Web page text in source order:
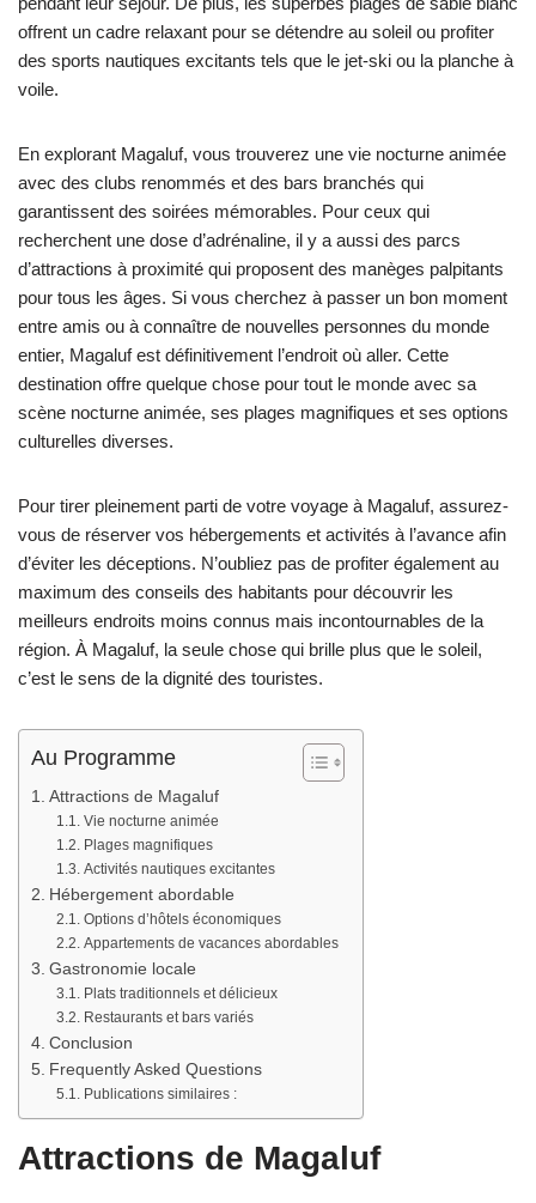
offrent un cadre relaxant pour se détendre au soleil ou profiter
des sports nautiques excitants tels que le jet-ski ou la planche à
voile.
En explorant Magaluf, vous trouverez une vie nocturne animée
avec des clubs renommés et des bars branchés qui
garantissent des soirées mémorables. Pour ceux qui
recherchent une dose d’adrénaline, il y a aussi des parcs
d’attractions à proximité qui proposent des manèges palpitants
pour tous les âges. Si vous cherchez à passer un bon moment
entre amis ou à connaître de nouvelles personnes du monde
entier, Magaluf est définitivement l’endroit où aller. Cette
destination offre quelque chose pour tout le monde avec sa
scène nocturne animée, ses plages magnifiques et ses options
culturelles diverses.
Pour tirer pleinement parti de votre voyage à Magaluf, assurez-
vous de réserver vos hébergements et activités à l’avance afin
d’éviter les déceptions. N’oubliez pas de profiter également au
maximum des conseils des habitants pour découvrir les
meilleurs endroits moins connus mais incontournables de la
région. À Magaluf, la seule chose qui brille plus que le soleil,
c’est le sens de la dignité des touristes.
Au Programme
Attractions de Magaluf
Vie nocturne animée
Plages magnifiques
Activités nautiques excitantes
Hébergement abordable
Options d’hôtels économiques
Appartements de vacances abordables
Gastronomie locale
Plats traditionnels et délicieux
Restaurants et bars variés
Conclusion
Frequently Asked Questions
Publications similaires :
Attractions de Magaluf